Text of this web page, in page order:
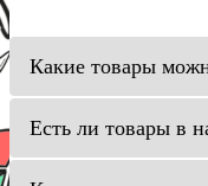
Какие товары
Есть ли товары в